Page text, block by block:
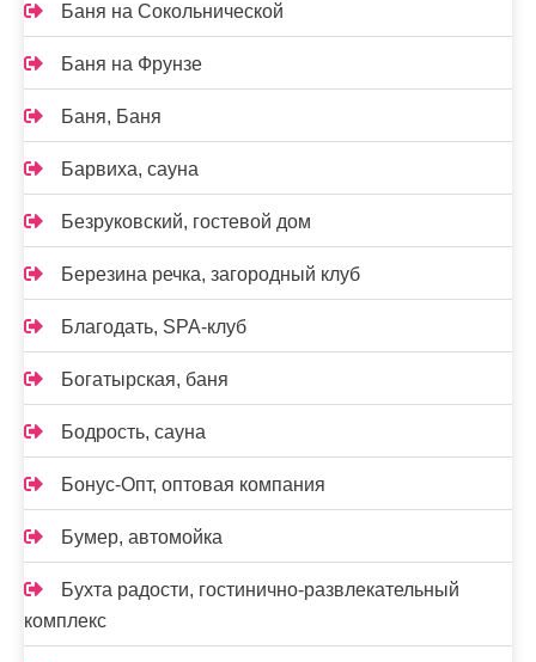
Баня на Сокольнической
Баня на Фрунзе
Баня, Баня
Барвиха, сауна
Безруковский, гостевой дом
Березина речка, загородный клуб
Благодать, SPA-клуб
Богатырская, баня
Бодрость, сауна
Бонус-Опт, оптовая компания
Бумер, автомойка
Бухта радости, гостинично-развлекательный
комплекс